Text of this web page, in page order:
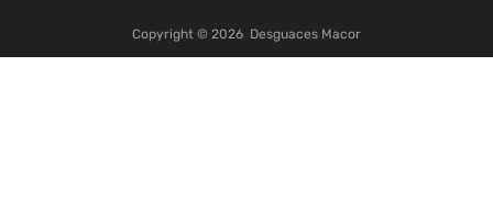
Copyright © 2026 Desguaces Macor